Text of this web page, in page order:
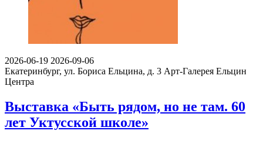
2026-06-19 2026-09-06
Екатеринбург, ул. Бориса Ельцина, д. 3 Арт-Галерея Ельцин
Центра
Выставка «Быть рядом, но не там. 60
лет Уктусской школе»